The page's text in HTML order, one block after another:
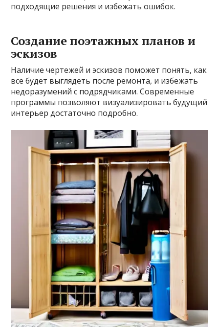
подходящие решения и избежать ошибок.
Создание поэтажных планов и
эскизов
Наличие чертежей и эскизов поможет понять, как
всё будет выглядеть после ремонта, и избежать
недоразумений с подрядчиками. Современные
программы позволяют визуализировать будущий
интерьер достаточно подробно.